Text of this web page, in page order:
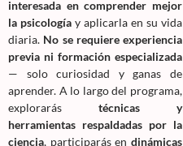
interesada en comprender mejor
la psicología y aplicarla en su vida
diaria. No se requiere experiencia
previa ni formación especializada
— solo curiosidad y ganas de
aprender. A lo largo del programa,
explorarás técnicas y
herramientas respaldadas por la
ciencia, participarás en dinámicas